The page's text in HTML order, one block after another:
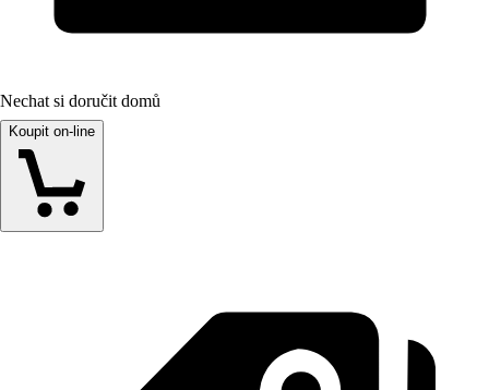
Nechat si doručit domů
Koupit on-line